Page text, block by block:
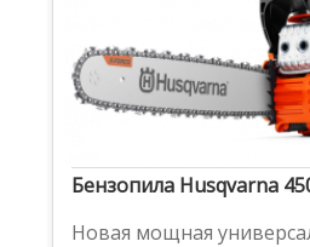
Бензопила Husqvarna
Новая мощная